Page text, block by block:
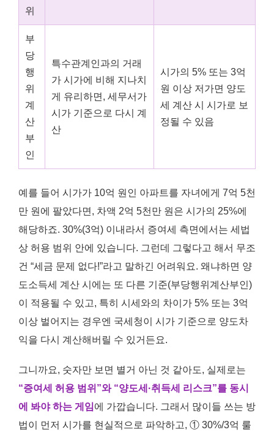
위
부
당
행
위
계
산
부
인
특수관계인과의 거래
가 시가에 비해 지나치
게 유리하면, 세무서가
시가 기준으로 다시 계
산
시가의 5% 또는 3억
원 이상 저가면 양도
세 계산 시 시가로 보
정될 수 있음
예를 들어 시가가 10억 원인 아파트를 자녀에게 7억 5천
만 원에 팔았다면, 차액 2억 5천만 원은 시가의 25%에
해당하죠. 30%(3억) 이내라서 증여세 측면에서는 세법
상 허용 범위 안에 있습니다. 그런데 그렇다고 해서 무조
건 “세금 문제 없다!”라고 말하긴 어려워요. 왜냐하면 양
도소득세 계산 시에는 또 다른 기준(부당행위계산부인)
이 적용될 수 있고, 특히 시세와의 차이가 5% 또는 3억
이상 벌어지는 경우엔 국세청이 시가 기준으로 양도차
익을 다시 계산해버릴 수 있거든요.
그니까요, 숫자만 보면 별거 아닌 것 같아도, 실제로는
“증여세 허용 범위”와 “양도세·취득세 리스크”를 동시
에 봐야 하는 게임에 가깝습니다. 그래서 많이들 쓰는 방
법이 먼저 시가를 현실적으로 파악하고, ① 30%/3억 룰